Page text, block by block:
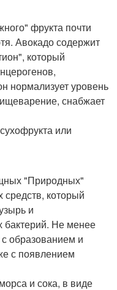
фрукта почти
Авокадо содержит
который
нормализует уровень
снабжает
или
"Природных"
средств, который
и
Не менее
образованием и
с появлением
и сока, в виде